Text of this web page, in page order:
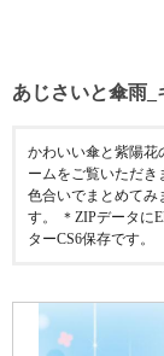
あじさいと傘雨
かわいい傘と紫陽花
ームをご覧いただ
色合いでまとめてみ
す。 ＊ZIPデータに
ターCS6保存です。